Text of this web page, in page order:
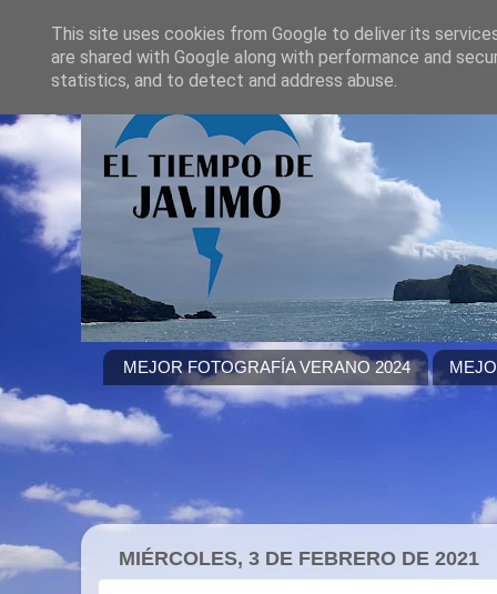
MEJOR FOTOGRAFÍA VERANO 2024
MIÉRCOLES, 3 DE FEBRERO DE 2021
This site uses cookies from Google to deliver its
are shared with Google along with performance and
statistics, and to detect and address abuse.